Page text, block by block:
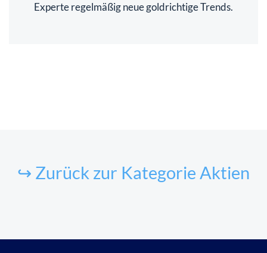
Experte regelmäßig neue goldrichtige Trends.
↪ Zurück zur Kategorie Aktien